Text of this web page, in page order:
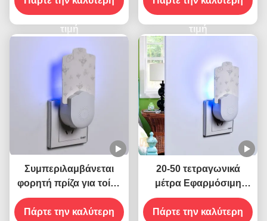
φανάρι ιπτάμενο φονικό
έντομα
τιμή
Μοσχοειδών Φάλαινα
Φόνου Πετούμενων
τιμή
Συμπεριλαμβάνεται
φορητή πρίζα για τοίχο
ηλεκτρική 395 NM UV
φανάρι για το κουνούπι
Πάρτε την καλύτερη
20-50 τετραγωνικά
μέτρα Εφαρμόσιμη
ηλεκτρική πρίζα πρίζα
για τοίχο UV φανάρι για
Πάρτε την καλύτερη